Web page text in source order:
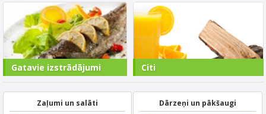
Gatavie izstrādājumi Citi
Zaļumi un salāti Dārzeņi un pākšaugi